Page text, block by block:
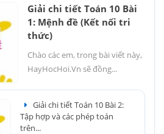
Giải chi tiết Toán 10 Bài
1: Mệnh đề (Kết nối tri
thức)
Chào các em, trong bài viết này,
HayHocHoi.Vn sẽ đồng...
Giải chi tiết Toán 10 Bài 2:
Tập hợp và các phép toán
trên...